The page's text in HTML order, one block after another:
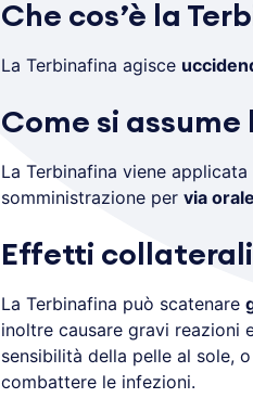
Che cos’è la
La Terbinafina agisce
Come si
La Terbinafina viene
somministrazione per via orale
Effetti
La Terbinafina può scatenare
inoltre causare gravi reazioni
sensibilità della pelle al sole,
combattere le infezioni.